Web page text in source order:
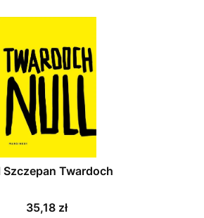
Szczepan Twardoch
Cena
35,18 zł